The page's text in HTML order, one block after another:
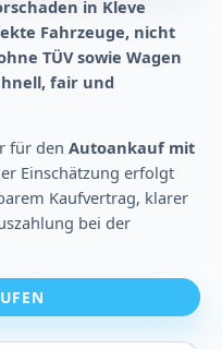
in Kleve
Fahrzeuge, nicht
TÜV sowie Wagen
fair und
für den Autoankauf mit
Einschätzung erfolgt
Kaufvertrag, klarer
bei der